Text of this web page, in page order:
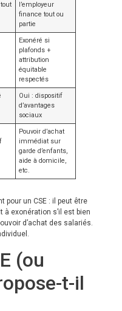
l’employeur
finance tout ou
partie
Exonéré si
plafonds +
attribution
équitable
respectés
Oui : dispositif
d’avantages
sociaux
Pouvoir d’achat
immédiat sur
garde d’enfants,
aide à domicile,
etc.
pour un CSE : il peut être
à exonération s’il est bien
d’achat des salariés.
(ou
t-il